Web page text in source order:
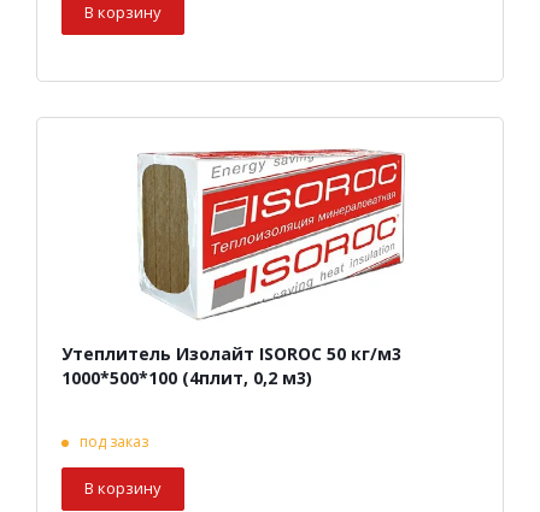
В корзину
Утеплитель Изолайт ISOROC 50 кг/м3
1000*500*100 (4плит, 0,2 м3)
под заказ
В корзину